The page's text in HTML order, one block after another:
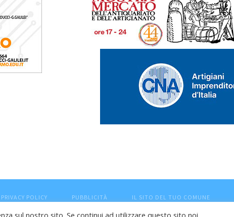
PRIVACY POLICY PUBBLICITÀ IL SITO DEL TUO COMUNE
sul nostro sito. Se continui ad utilizzare questo sito noi